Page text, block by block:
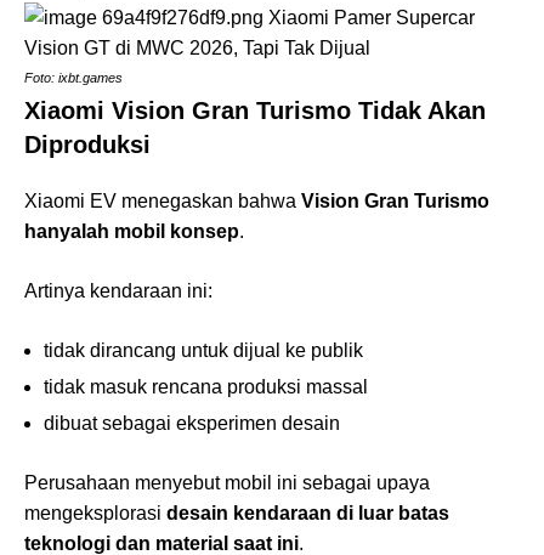
Foto: ixbt.games
Xiaomi Vision Gran Turismo Tidak Akan
Diproduksi
Xiaomi EV menegaskan bahwa Vision Gran Turismo
hanyalah mobil konsep.
Artinya kendaraan ini:
tidak dirancang untuk dijual ke publik
tidak masuk rencana produksi massal
dibuat sebagai eksperimen desain
Perusahaan menyebut mobil ini sebagai upaya
mengeksplorasi desain kendaraan di luar batas
teknologi dan material saat ini.